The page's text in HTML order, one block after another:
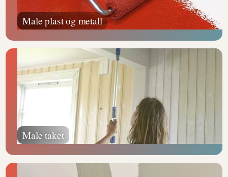
Male plast og metall
Male taket